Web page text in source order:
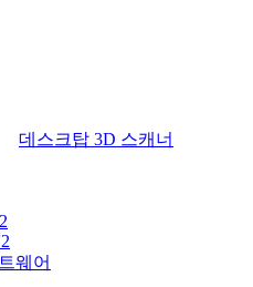
데스크탑 3D 스캐너
웨어